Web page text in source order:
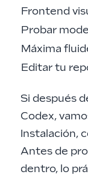
Frontend
Probar
Máxima
Editar tu
Si después
Codex,
Instalación,
Antes de
dentro, lo